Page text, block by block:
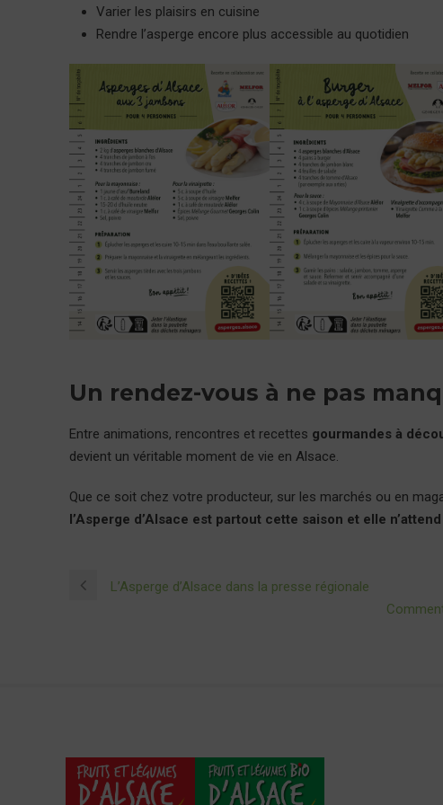
Varier les plaisirs en cuisine
Rendre l’asperge encore plus accessible au quotidien
Un rendez-vous à ne pas
Entre animations, rencontres et recettes gourmandes à
devient un véritable moment de vie en Alsace.
Que ce soit chez votre producteur, sur les marchés ou en
l’Asperge d’Alsace est partout cette saison et elle
L’Asperge d’Alsace dans la presse régionale